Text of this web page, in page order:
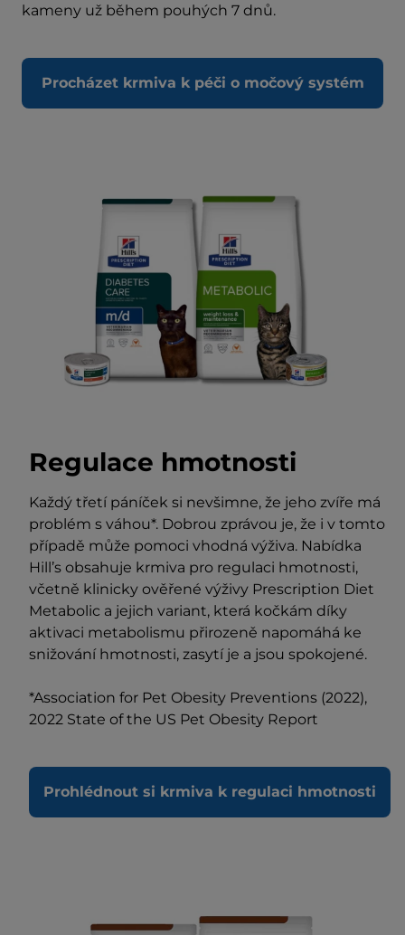
kameny už během pouhých 7 dnů.
Procházet krmiva k péči o močový systém
Regulace hmotnosti
Každý třetí páníček si nevšimne, že jeho zvíře má
problém s váhou*. Dobrou zprávou je, že i v tomto
případě může pomoci vhodná výživa. Nabídka
Hill’s obsahuje krmiva pro regulaci hmotnosti,
včetně klinicky ověřené výživy Prescription Diet
Metabolic a jejich variant, která kočkám díky
aktivaci metabolismu přirozeně napomáhá ke
snižování hmotnosti, zasytí je a jsou spokojené.
*Association for Pet Obesity Preventions (2022),
2022 State of the US Pet Obesity Report
Prohlédnout si krmiva k regulaci hmotnosti